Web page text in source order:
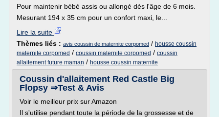
Pour maintenir bébé assis ou allongé dès l'âge de 6 mois.
Mesurant 194 x 35 cm pour un confort maxi, le...
Lire la suite
Thèmes liés : avis coussin de maternite corpomed / housse coussin
maternite corpomed / coussin maternite corpomed / coussin
allaitement future maman / housse coussin maternite
Coussin d'allaitement Red Castle Big
Flopsy ⇒Test & Avis
Voir le meilleur prix sur Amazon
Il s'utilise pendant toute la période de la grossesse et de